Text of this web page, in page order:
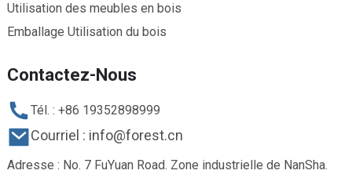
Utilisation des meubles en bois
Emballage Utilisation du bois
Contactez-Nous
Tél. : +86 19352898999
Courriel : info@forest.cn
Adresse : No. 7 FuYuan Road. Zone industrielle de NanSha.